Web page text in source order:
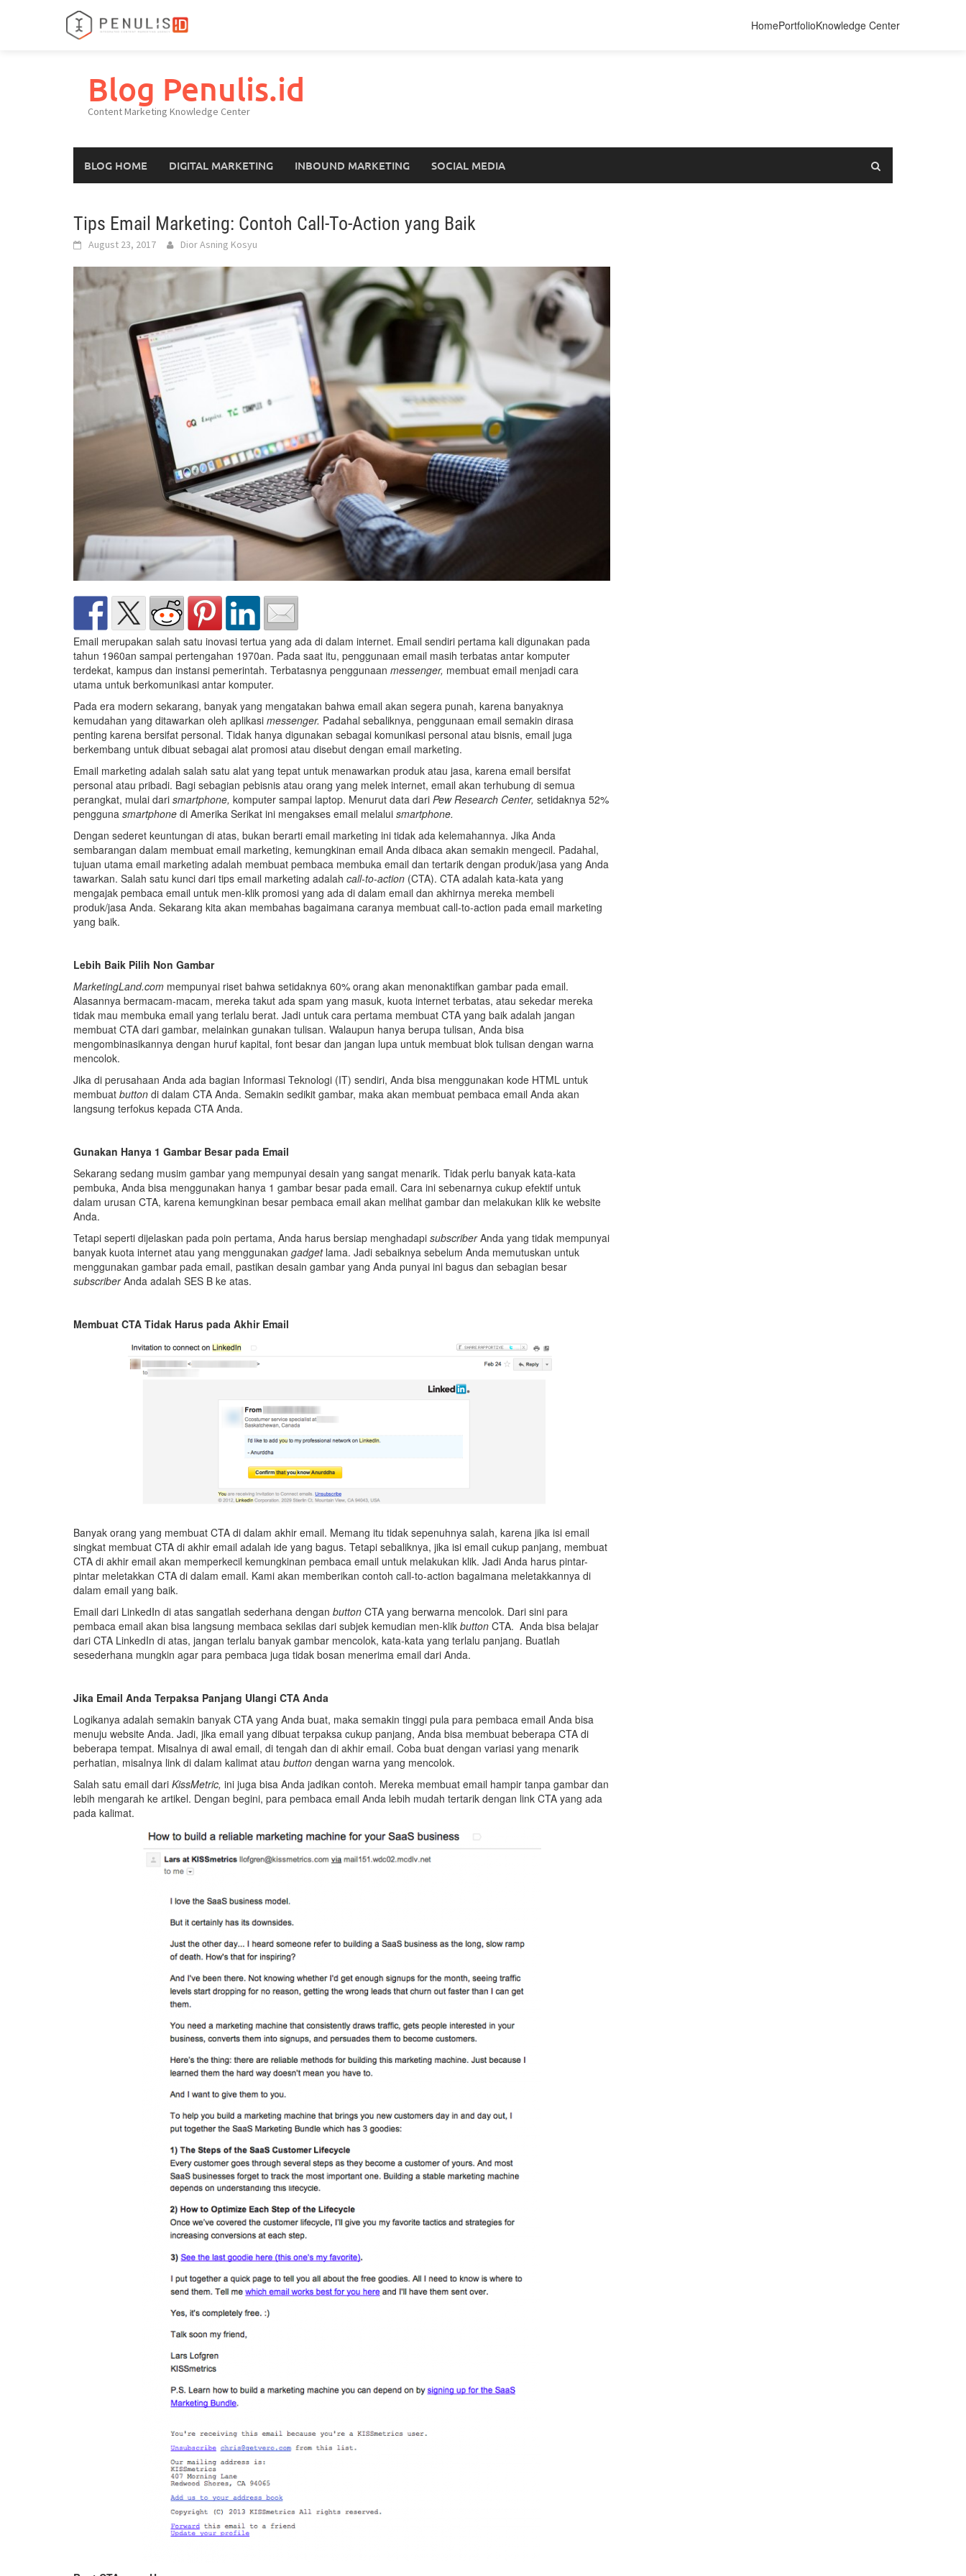
HomePortfolioKnowledge Center
Blog Penulis.id
Content Marketing Knowledge Center
BLOG HOME DIGITAL MARKETING INBOUND MARKETING SOCIAL MEDIA
Tips Email Marketing: Contoh Call-To-Action yang Baik
August 23, 2017 Dior Asning Kosyu
Email merupakan salah satu inovasi tertua yang ada di dalam internet. Email sendiri pertama kali digunakan pada
tahun 1960an sampai pertengahan 1970an. Pada saat itu, penggunaan email masih terbatas antar komputer
terdekat, kampus dan instansi pemerintah. Terbatasnya penggunaan messenger, membuat email menjadi cara
utama untuk berkomunikasi antar komputer.
Pada era modern sekarang, banyak yang mengatakan bahwa email akan segera punah, karena banyaknya
kemudahan yang ditawarkan oleh aplikasi messenger. Padahal sebaliknya, penggunaan email semakin dirasa
penting karena bersifat personal. Tidak hanya digunakan sebagai komunikasi personal atau bisnis, email juga
berkembang untuk dibuat sebagai alat promosi atau disebut dengan email marketing.
Email marketing adalah salah satu alat yang tepat untuk menawarkan produk atau jasa, karena email bersifat
personal atau pribadi. Bagi sebagian pebisnis atau orang yang melek internet, email akan terhubung di semua
perangkat, mulai dari smartphone, komputer sampai laptop. Menurut data dari Pew Research Center, setidaknya 52%
pengguna smartphone di Amerika Serikat ini mengakses email melalui smartphone.
Dengan sederet keuntungan di atas, bukan berarti email marketing ini tidak ada kelemahannya. Jika Anda
sembarangan dalam membuat email marketing, kemungkinan email Anda dibaca akan semakin mengecil. Padahal,
tujuan utama email marketing adalah membuat pembaca membuka email dan tertarik dengan produk/jasa yang Anda
tawarkan. Salah satu kunci dari tips email marketing adalah call-to-action (CTA). CTA adalah kata-kata yang
mengajak pembaca email untuk men-klik promosi yang ada di dalam email dan akhirnya mereka membeli
produk/jasa Anda. Sekarang kita akan membahas bagaimana caranya membuat call-to-action pada email marketing
yang baik.
Lebih Baik Pilih Non Gambar
MarketingLand.com mempunyai riset bahwa setidaknya 60% orang akan menonaktifkan gambar pada email.
Alasannya bermacam-macam, mereka takut ada spam yang masuk, kuota internet terbatas, atau sekedar mereka
tidak mau membuka email yang terlalu berat. Jadi untuk cara pertama membuat CTA yang baik adalah jangan
membuat CTA dari gambar, melainkan gunakan tulisan. Walaupun hanya berupa tulisan, Anda bisa
mengombinasikannya dengan huruf kapital, font besar dan jangan lupa untuk membuat blok tulisan dengan warna
mencolok.
Jika di perusahaan Anda ada bagian Informasi Teknologi (IT) sendiri, Anda bisa menggunakan kode HTML untuk
membuat button di dalam CTA Anda. Semakin sedikit gambar, maka akan membuat pembaca email Anda akan
langsung terfokus kepada CTA Anda.
Gunakan Hanya 1 Gambar Besar pada Email
Sekarang sedang musim gambar yang mempunyai desain yang sangat menarik. Tidak perlu banyak kata-kata
pembuka, Anda bisa menggunakan hanya 1 gambar besar pada email. Cara ini sebenarnya cukup efektif untuk
dalam urusan CTA, karena kemungkinan besar pembaca email akan melihat gambar dan melakukan klik ke website
Anda.
Tetapi seperti dijelaskan pada poin pertama, Anda harus bersiap menghadapi subscriberAnda yang tidak mempunyai
banyak kuota internet atau yang menggunakan gadgetlama. Jadi sebaiknya sebelum Anda memutuskan untuk
menggunakan gambar pada email, pastikan desain gambar yang Anda punyai ini bagus dan sebagian besar
subscriberAnda adalah SES B ke atas.
Membuat CTA Tidak Harus pada Akhir Email
Banyak orang yang membuat CTA di dalam akhir email. Memang itu tidak sepenuhnya salah, karena jika isi email
singkat membuat CTA di akhir email adalah ide yang bagus. Tetapi sebaliknya, jika isi email cukup panjang, membuat
CTA di akhir email akan memperkecil kemungkinan pembaca email untuk melakukan klik. Jadi Anda harus pintar-
pintar meletakkan CTA di dalam email. Kami akan memberikan contoh call-to-action bagaimana meletakkannya di
dalam email yang baik.
Email dari LinkedIn di atas sangatlah sederhana dengan button CTA yang berwarna mencolok. Dari sini para
pembaca email akan bisa langsung membaca sekilas dari subjek kemudian men-klik button CTA. Anda bisa belajar
dari CTA LinkedIn di atas, jangan terlalu banyak gambar mencolok, kata-kata yang terlalu panjang. Buatlah
sesederhana mungkin agar para pembaca juga tidak bosan menerima email dari Anda.
Jika Email Anda Terpaksa Panjang Ulangi CTA Anda
Logikanya adalah semakin banyak CTA yang Anda buat, maka semakin tinggi pula para pembaca email Anda bisa
menuju website Anda. Jadi, jika email yang dibuat terpaksa cukup panjang, Anda bisa membuat beberapa CTA di
beberapa tempat. Misalnya di awal email, di tengah dan di akhir email. Coba buat dengan variasi yang menarik
perhatian, misalnya link di dalam kalimat atau button dengan warna yang mencolok.
Salah satu email dari KissMetric, ini juga bisa Anda jadikan contoh. Mereka membuat email hampir tanpa gambar dan
lebih mengarah ke artikel. Dengan begini, para pembaca email Anda lebih mudah tertarik dengan link CTA yang ada
pada kalimat.